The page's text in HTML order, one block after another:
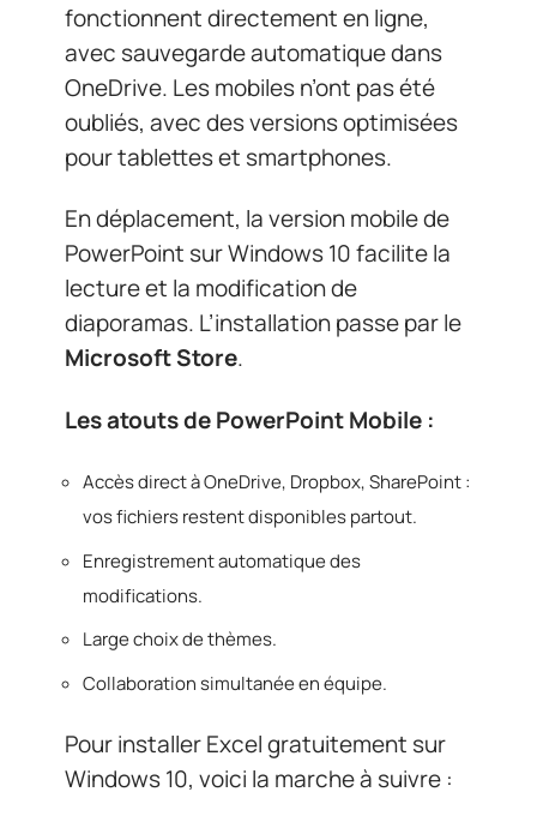
fonctionnent directement en ligne,
avec sauvegarde automatique dans
OneDrive. Les mobiles n’ont pas été
oubliés, avec des versions optimisées
pour tablettes et smartphones.
En déplacement, la version mobile de
PowerPoint sur Windows 10 facilite la
lecture et la modification de
diaporamas. L’installation passe par le
Microsoft Store.
Les atouts de PowerPoint Mobile :
Accès direct à OneDrive, Dropbox, SharePoint :
vos fichiers restent disponibles partout.
Enregistrement automatique des
modifications.
Large choix de thèmes.
Collaboration simultanée en équipe.
Pour installer Excel gratuitement sur
Windows 10, voici la marche à suivre :